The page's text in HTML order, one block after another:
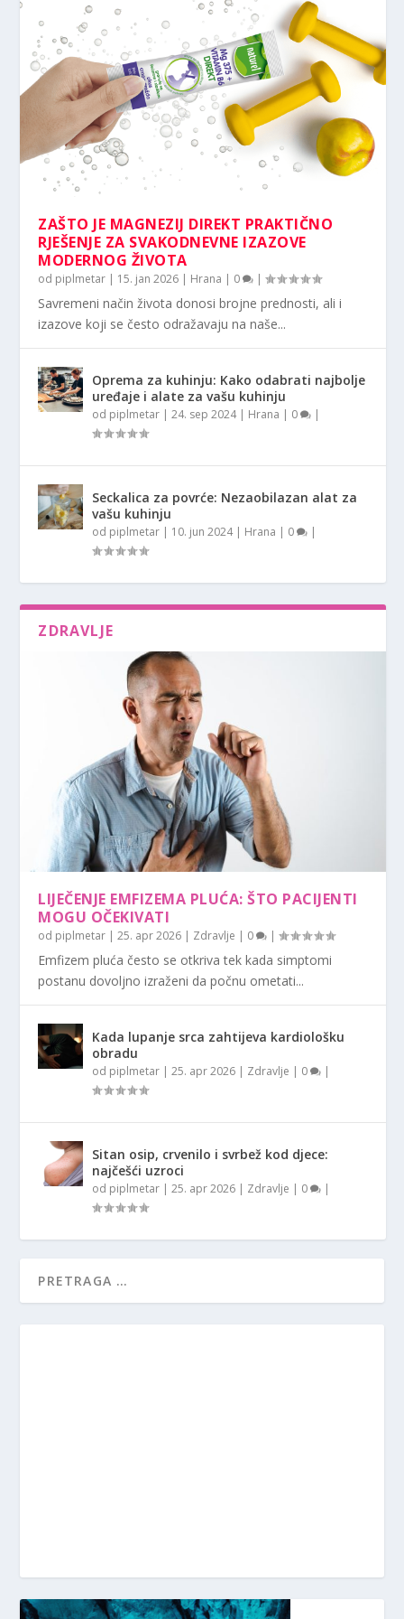
ZAŠTO JE MAGNEZIJ DIREKT PRAKTIČNO
RJEŠENJE ZA SVAKODNEVNE IZAZOVE
MODERNOG ŽIVOTA
od piplmetar | 15. jan 2026 | Hrana | 0 |
Savremeni način života donosi brojne prednosti, ali i
izazove koji se često odražavaju na naše...
Oprema za kuhinju: Kako odabrati najbolje
uređaje i alate za vašu kuhinju
od piplmetar |24. sep 2024| Hrana | 0 |
Seckalica za povrće: Nezaobilazan alat za
vašu kuhinju
od piplmetar | 10. jun 2024| Hrana | 0 |
ZDRAVLJE
LIJEČENJE EMFIZEMA PLUĆA: ŠTO PACIJENTI
MOGU OČEKIVATI
od piplmetar |25. apr 2026 | Zdravlje | 0 |
Emfizem pluća često se otkriva tek kada simptomi
postanu dovoljno izraženi da počnu ometati...
Kada lupanje srca zahtijeva kardiološku
obradu
od piplmetar |25. apr 2026 | Zdravlje | 0 |
Sitan osip, crvenilo i svrbež kod djece:
najčešći uzroci
od piplmetar |25. apr 2026 | Zdravlje | 0 |